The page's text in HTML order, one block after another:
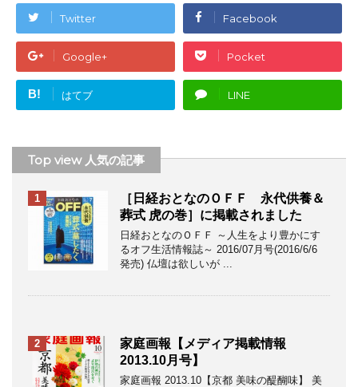
Twitter Facebook
Google+ Pocket
B! はてブ LINE
Top view 人気の記事
1
［日経おとなのＯＦＦ 永代供養＆
葬式 虎の巻］に掲載されました
日経おとなのＯＦＦ ～人生をより豊かにす
るオフ生活情報誌～ 2016/07月号(2016/6/6
発売) 仏壇は欲しいが ...
2
家庭画報【メディア掲載情報
2013.10月号】
家庭画報 2013.10【京都 美味の醍醐味】 美